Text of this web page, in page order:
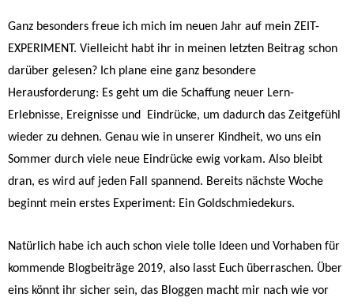
Ganz besonders freue ich mich im neuen Jahr auf mein ZEIT-
EXPERIMENT. Vielleicht habt ihr in meinen letzten Beitrag schon
darüber gelesen? Ich plane eine ganz besondere
Herausforderung: Es geht um die Schaffung neuer Lern-
Erlebnisse, Ereignisse und Eindrücke, um dadurch das Zeitgefühl
wieder zu dehnen. Genau wie in unserer Kindheit, wo uns ein
Sommer durch viele neue Eindrücke ewig vorkam. Also bleibt
dran, es wird auf jeden Fall spannend. Bereits nächste Woche
beginnt mein erstes Experiment: Ein Goldschmiedekurs.
Natürlich habe ich auch schon viele tolle Ideen und Vorhaben für
kommende Blogbeiträge 2019, also lasst Euch überraschen. Über
eins könnt ihr sicher sein, das Bloggen macht mir nach wie vor